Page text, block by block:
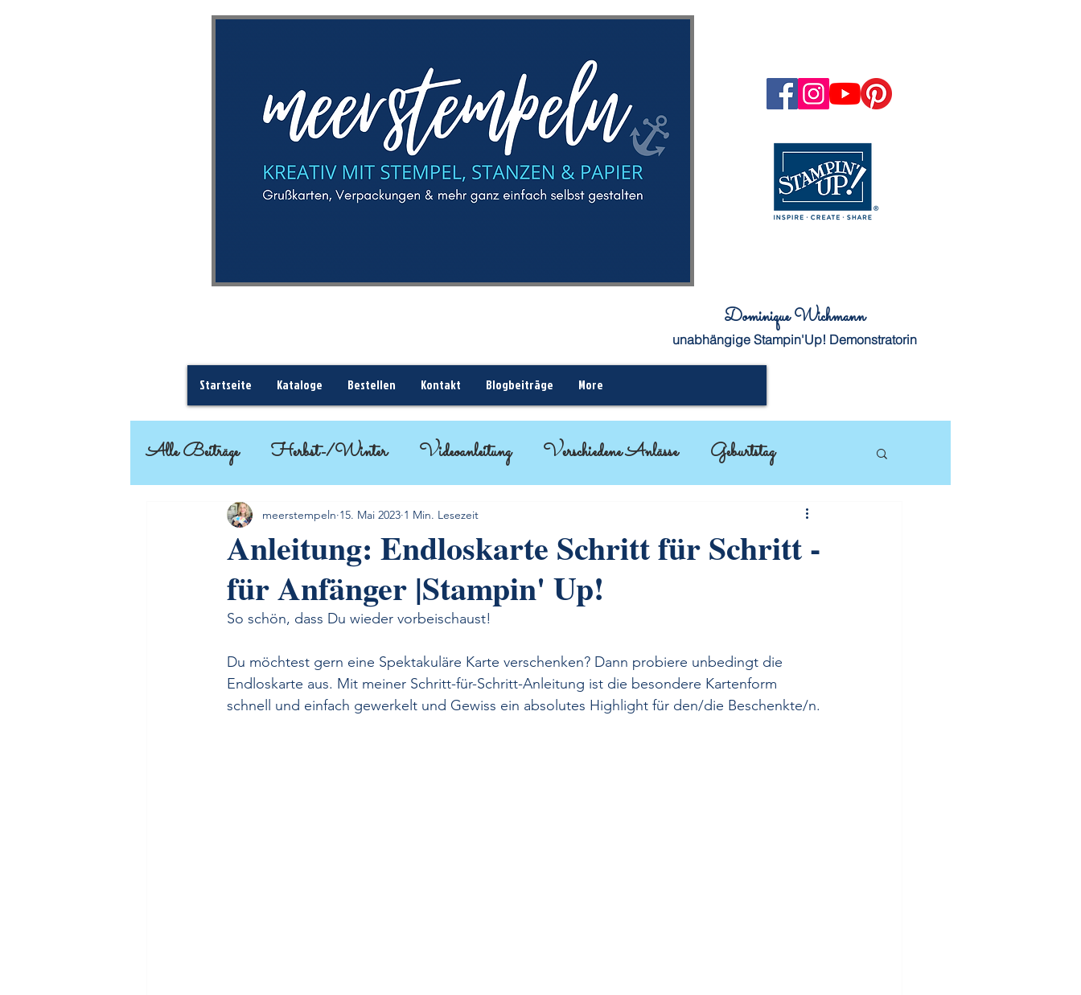
Alle Beiträge Herbst-/Winter Videoanleitung Verschiedene Anlässe Geburtstag
Basteleinsteiger Geschenkideen BlogHop
Frühjahr-/Sommer
Anleitung: Endloskarte Schritt für Schritt -
für Anfänger |Stampin' Up!
meerstempeln 15. Mai 2023 1 Min. Lesezeit
So schön, dass Du wieder vorbeischaust!
Du möchtest gern eine Spektakuläre Karte verschenken? Dann probiere unbedingt die
Endloskarte aus. Mit meiner Schritt-für-Schritt-Anleitung ist die besondere Kartenform
schnell und einfach gewerkelt und Gewiss ein absolutes Highlight für den/die Beschenkte/n.
Startseite Kataloge Bestellen Kontakt Blogbeiträge More
Dominique Wichmann
unabhängige Stampin'Up! Demonstratorin